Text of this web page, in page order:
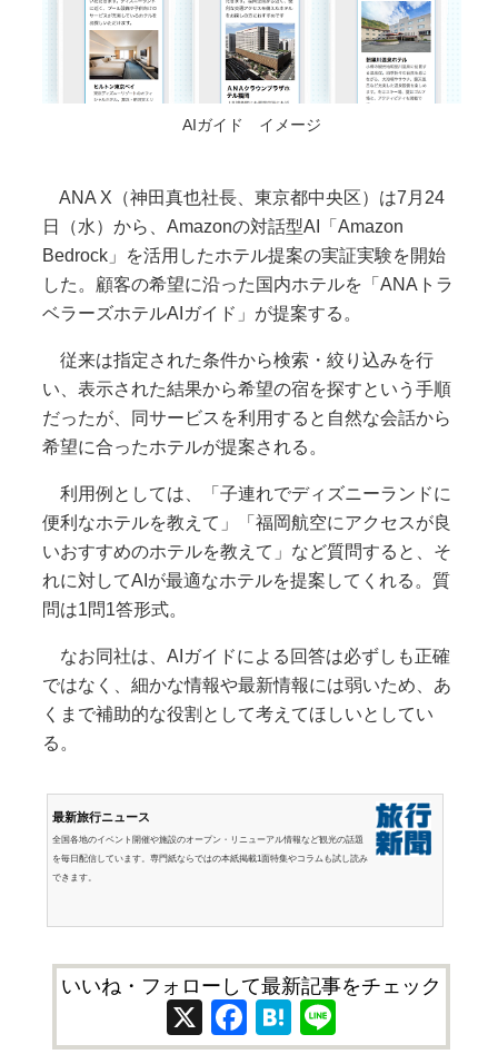
AIガイド イメージ
ANA X（神田真也社長、東京都中央区）は7月24
日（水）から、Amazonの対話型AI「Amazon
Bedrock」を活用したホテル提案の実証実験を開始
した。顧客の希望に沿った国内ホテルを「ANAトラ
ベラーズホテルAIガイド」が提案する。
従来は指定された条件から検索・絞り込みを行
い、表示された結果から希望の宿を探すという手順
だったが、同サービスを利用すると自然な会話から
希望に合ったホテルが提案される。
利用例としては、「子連れでディズニーランドに
便利なホテルを教えて」「福岡航空にアクセスが良
いおすすめのホテルを教えて」など質問すると、そ
れに対してAIが最適なホテルを提案してくれる。質
問は1問1答形式。
なお同社は、AIガイドによる回答は必ずしも正確
ではなく、細かな情報や最新情報には弱いため、あ
くまで補助的な役割として考えてほしいとしてい
る。
最新旅行ニュース
全国各地のイベント開催や施設のオープン・リニューアル情報など観光の話題
を毎日配信しています。専門紙ならではの本紙掲載1面特集やコラムも試し読み
できます。
いいね・フォローして最新記事をチェック
X Facebook
Hatena